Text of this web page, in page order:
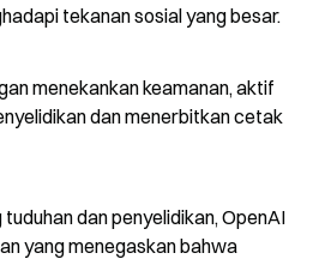
tekanan sosial yang besar.
menekankan keamanan, aktif
dan menerbitkan cetak
dan penyelidikan, OpenAI
yang menegaskan bahwa